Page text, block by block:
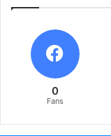
0
Fans